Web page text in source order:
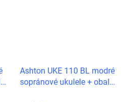
Ashton UKE 110 BL modré
sopránové ukulele + obal